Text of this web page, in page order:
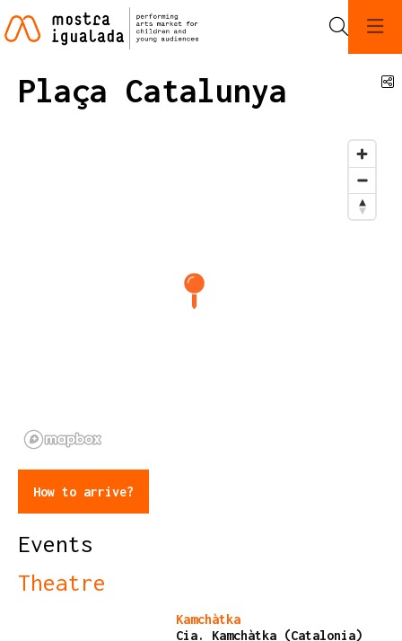
Plaça Catalunya
How to arrive?
Events
Theatre
Kamchàtka
Cia. Kamchàtka (Catalonia)